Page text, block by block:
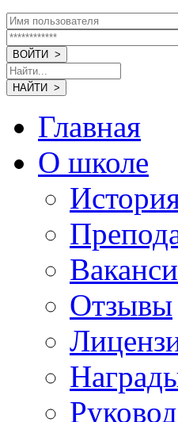
Главная
О школе
Отзывы